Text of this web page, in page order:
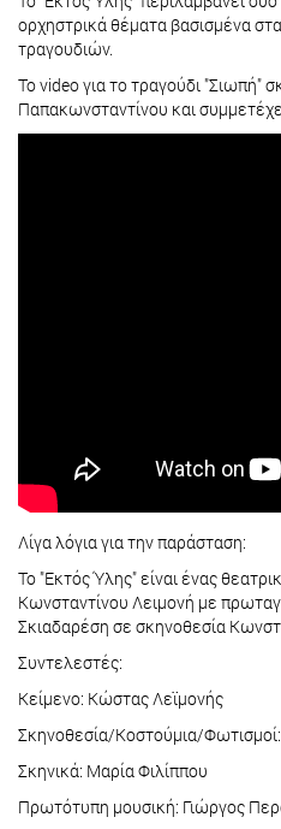
ορχηστρικά θέματα βασισμένα
τραγουδιών.
Το video για το τραγούδι "Σιωπή"
Παπακωνσταντίνου και
Λίγα λόγια για την παράσταση:
Το "Εκτός Ύλης" είναι ένας
Κωνσταντίνου Λειμονή με
Σκιαδαρέση σε σκηνοθεσία
Συντελεστές:
Κείμενο: Κώστας Λεϊμονής
Σκηνοθεσία/Κοστούμια/
Σκηνικά: Μαρία Φιλίππου
Πρωτότυπη μουσική: Γιώργος